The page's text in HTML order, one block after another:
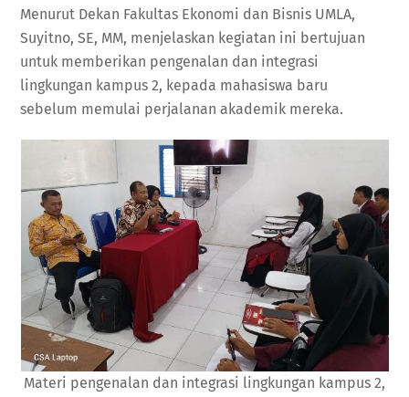
Menurut Dekan Fakultas Ekonomi dan Bisnis UMLA,
Suyitno, SE, MM, menjelaskan kegiatan ini bertujuan
untuk memberikan pengenalan dan integrasi
lingkungan kampus 2, kepada mahasiswa baru
sebelum memulai perjalanan akademik mereka.
Materi pengenalan dan integrasi lingkungan kampus 2,